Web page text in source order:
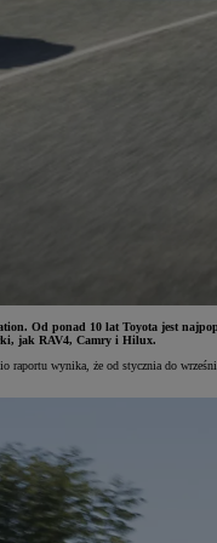
Od ponad 10 lat Toyota jest
jak RAV4, Camry i Hilux.
wynika, że od stycznia do